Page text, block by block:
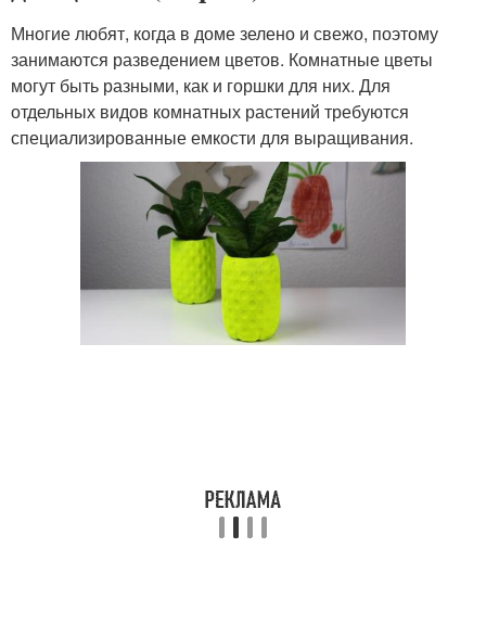
Многие любят, когда в доме зелено и свежо, поэтому
занимаются разведением цветов. Комнатные цветы
могут быть разными, как и горшки для них. Для
отдельных видов комнатных растений требуются
специализированные емкости для выращивания.